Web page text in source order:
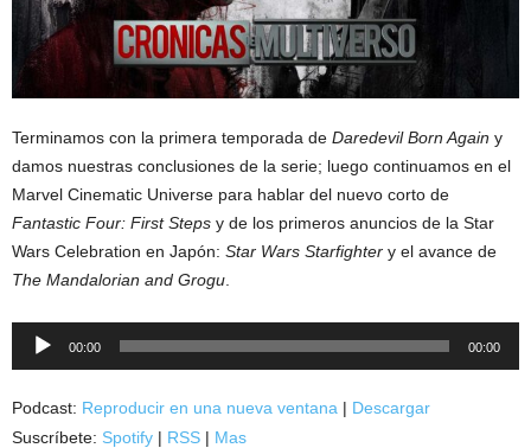
Terminamos con la primera temporada de Daredevil Born Again y
damos nuestras conclusiones de la serie; luego continuamos en el
Marvel Cinematic Universe para hablar del nuevo corto de
Fantastic Four: First Steps y de los primeros anuncios de la Star
Wars Celebration en Japón: Star Wars Starfighter y el avance de
The Mandalorian and Grogu
Reproductor
00:00 00:00
Podcast: Reproducir en una nueva ventana | Descargar
Suscríbete: Spotify | RSS | Mas